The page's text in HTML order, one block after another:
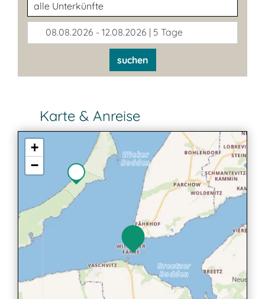
08.08.2026 - 12.08.2026 | 5 Tage
suchen
Karte & Anreise
+
−